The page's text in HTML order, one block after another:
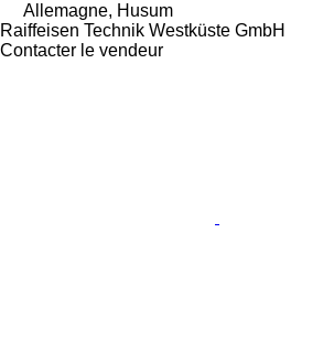
Allemagne, Husum
Raiffeisen Technik Westküste GmbH
Contacter le vendeur